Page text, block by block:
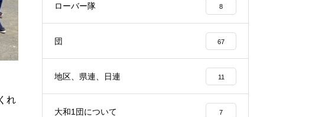
れ
ローバー隊 8
団 67
地区、県連、日連 11
大和1団について 7